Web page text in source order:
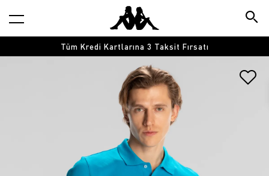
Tüm Kredi Kartlarına 3 Taksit Fırsatı